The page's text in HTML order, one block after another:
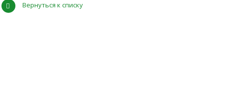
Вернуться к списку